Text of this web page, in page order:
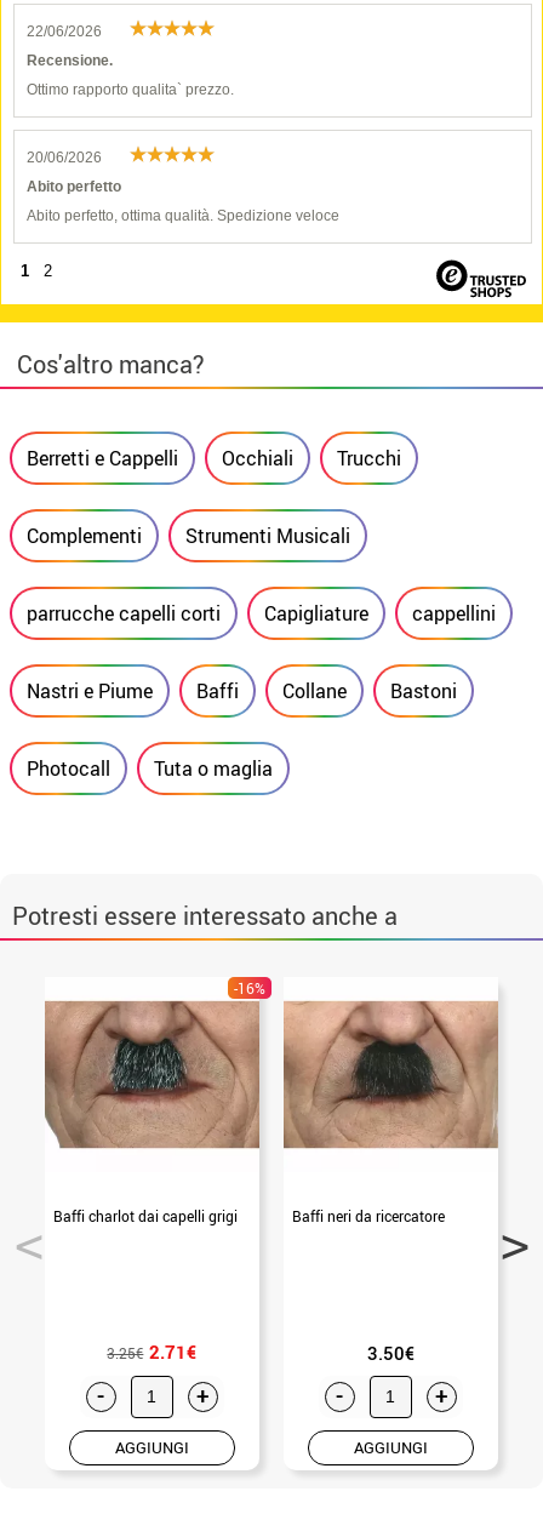
22/06/2026
Recensione.
Ottimo rapporto qualita` prezzo.
20/06/2026
Abito perfetto
Abito perfetto, ottima qualità. Spedizione veloce
1 2
Cos'altro manca?
Berretti e Cappelli Occhiali Trucchi
Complementi Strumenti Musicali
parrucche capelli corti Capigliature cappellini
Nastri e Piume Baffi Collane Bastoni
Photocall Tuta o maglia
Potresti essere interessato anche a
-16%
Baffi charlot dai capelli grigi
3.25€ 2.71€
- +
AGGIUNGI
Baffi neri da ricercatore
3.50€
- +
AGGIUNGI